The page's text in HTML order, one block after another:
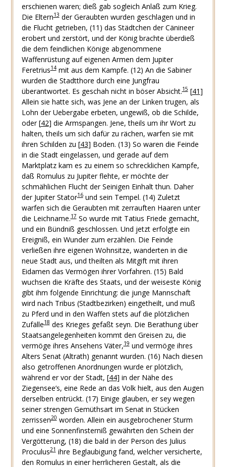
erschienen waren; dieß gab sogleich Anlaß zum Krieg.
Die Eltern13der Geraubten wurden geschlagen und in
die Flucht getrieben, (11) das Städtchen der Cänineer
erobert und zerstört, und der König brachte überdieß
die dem feindlichen Könige abgenommene
Waffenrüstung auf eigenen Armen dem Jupiter
Feretrius14mit aus dem Kampfe. (12) An die Sabiner
wurden die Stadtthore durch eine Jungfrau
überantwortet. Es geschah nicht in böser Absicht.15 [41]
Allein sie hatte sich, was Jene an der Linken trugen, als
Lohn der Uebergabe erbeten, ungewiß, ob die Schilde,
oder[42] die Armspangen. Jene, theils um ihr Wort zu
halten, theils um sich dafür zu rächen, warfen sie mit
ihren Schilden zu [43] Boden. (13) So waren die Feinde
in die Stadt eingelassen, und gerade auf dem
Marktplatz kam es zu einem so schrecklichen Kampfe,
daß Romulus zu Jupiter flehte, er möchte der
schmählichen Flucht der Seinigen Einhalt thun. Daher
der Jupiter Stator16und sein Tempel. (14) Zuletzt
warfen sich die Geraubten mit zerrauften Haaren unter
die Leichname.17So wurde mit Tatius Friede gemacht,
und ein Bündniß geschlossen. Und jetzt erfolgte ein
Ereigniß, ein Wunder zum erzählen. Die Feinde
verließen ihre eigenen Wohnsitze, wanderten in die
neue Stadt aus, und theilten als Mitgift mit ihren
Eidamen das Vermögen ihrer Vorfahren. (15) Bald
wuchsen die Kräfte des Staats, und der weiseste König
gibt ihm folgende Einrichtung: die junge Mannschaft
wird nach Tribus (Stadtbezirken) eingetheilt, und muß
zu Pferd und in den Waffen stets auf die plötzlichen
Zufälle18des Krieges gefaßt seyn. Die Berathung über
Staatsangelegenheiten kommt den Greisen zu, die
vermöge ihres Ansehens Väter,19und vermöge ihres
Alters Senat (Altrath) genannt wurden. (16) Nach diesen
also getroffenen Anordnungen wurde er plötzlich,
während er vor der Stadt, [44] in der Nähe des
Ziegensee’s, eine Rede an das Volk hielt, aus den Augen
derselben entrückt. (17) Einige glauben, er sey wegen
seiner strengen Gemüthsart im Senat in Stücken
zerrissen20worden. Allein ein ausgebrochener Sturm
und eine Sonnenfinsterniß gewährten den Schein der
Vergötterung, (18) die bald in der Person des Julius
Proculus21ihre Beglaubigung fand, welcher versicherte,
den Romulus in einer herrlicheren Gestalt, als die